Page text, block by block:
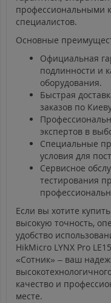
профессиональными
специалистов.
Основные
Официальная
подлинности и
оборудования.
Быстрая
заказов по
экспертов в
Специальные
условия для
Сервисное
тестирования
Если вы хотите
высокую точность,
удобство
HikMicro LYNX Pro
«Сотник» – ваш
качество и
месте.